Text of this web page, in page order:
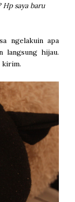
saya baru
ngelakuin apa
langsung hijau.
kirim.